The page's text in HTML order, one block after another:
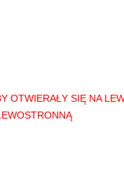
OTWIERAŁY SIĘ NA